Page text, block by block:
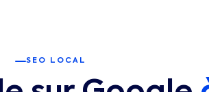
SEO LOCAL